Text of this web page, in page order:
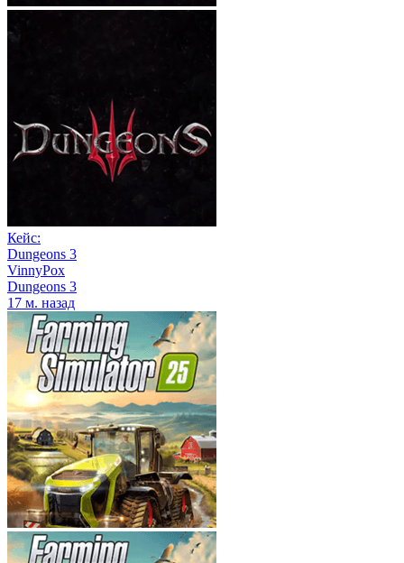
Кейс:
Dungeons 3
VinnyPox
Dungeons 3
17 м. назад